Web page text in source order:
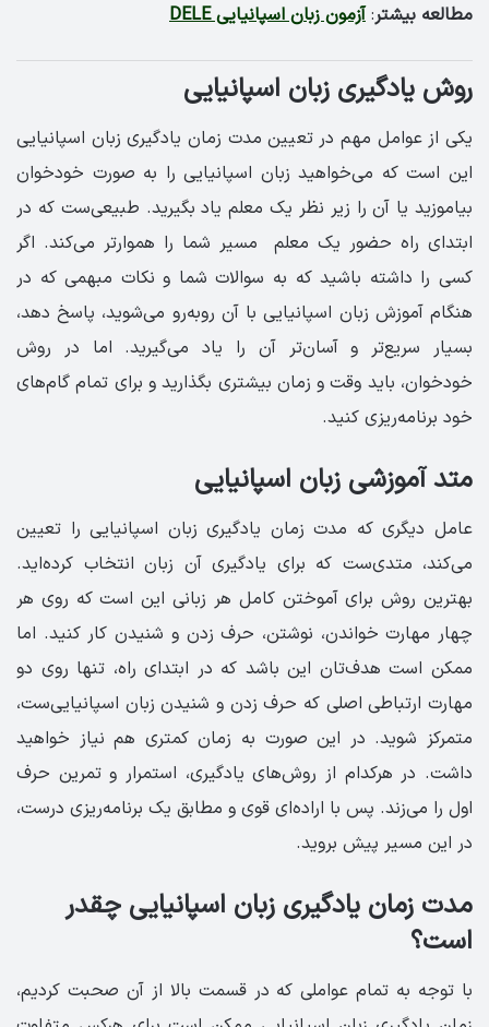
مطالعه بیشتر:آزمون زبان اسپانیایی DELE
روش یادگیری زبان اسپانیایی
یکی از عوامل مهم در تعیین مدت زمان یادگیری زبان اسپانیایی
این است که می‌خواهید زبان اسپانیایی را به صورت خودخوان
بیاموزید یا آن را زیر نظر یک معلم یاد بگیرید. طبیعی‌ست که در
ابتدای راه حضور یک معلم مسیر شما را هموارتر می‌کند. اگر
کسی را داشته باشید که به سوالات شما و نکات مبهمی که در
هنگام آموزش زبان اسپانیایی با آن روبه‌رو می‌شوید، پاسخ دهد،
بسیار سریع‌تر و آسان‌تر آن را یاد می‌گیرید. اما در روش
خودخوان، باید وقت و زمان بیشتری بگذارید و برای تمام گام‌های
خود برنامه‌ریزی کنید.
متد آموزشی زبان اسپانیایی
عامل دیگری که مدت زمان یادگیری زبان اسپانیایی را تعیین
می‌کند، متدی‌ست که برای یادگیری آن زبان انتخاب کرده‌اید.
بهترین روش برای آموختن کامل هر زبانی این است که روی هر
چهار مهارت خواندن، نوشتن، حرف زدن و شنیدن کار کنید. اما
ممکن است هدف‌تان این باشد که در ابتدای راه، تنها روی دو
مهارت ارتباطی اصلی که حرف زدن و شنیدن زبان اسپانیایی‌ست،
متمرکز شوید. در این صورت به زمان کمتری هم نیاز خواهید
داشت. در هرکدام از روش‌های یادگیری، استمرار و تمرین حرف
اول را می‌زند. پس با اراده‌ای قوی و مطابق یک برنامه‌ریزی درست،
در این مسیر پیش بروید.
مدت زمان یادگیری زبان اسپانیایی چقدر
است؟
با توجه به تمام عواملی که در قسمت بالا از آن صحبت کردیم،